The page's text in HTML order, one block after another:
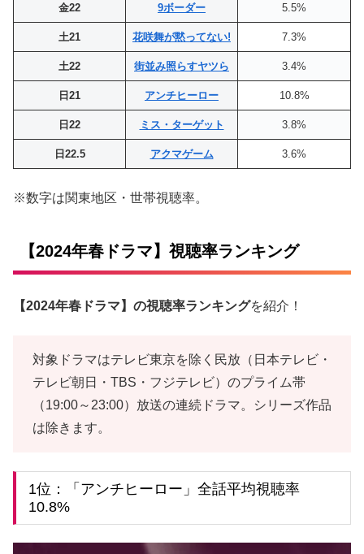
金22 9ボーダー 5.5%
土21 花咲舞が黙ってない! 7.3%
土22 街並み照らすヤツら 3.4%
日21 アンチヒーロー 10.8%
日22 ミス・ターゲット 3.8%
日22.5 アクマゲーム 3.6%
※数字は関東地区・世帯視聴率。
【2024年春ドラマ】視聴率ランキング
【2024年春ドラマ】の視聴率ランキングを紹介！
対象ドラマはテレビ東京を除く民放（日本テレビ・
テレビ朝日・TBS・フジテレビ）のプライム帯
（19:00～23:00）放送の連続ドラマ。シリーズ作品
は除きます。
1位：「アンチヒーロー」全話平均視聴率
10.8%